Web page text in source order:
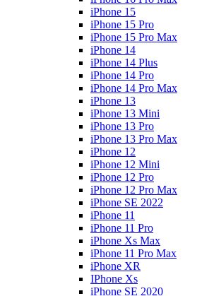
iPhone 15
iPhone 15 Pro
iPhone 15 Pro Max
iPhone 14
iPhone 14 Plus
iPhone 14 Pro
iPhone 14 Pro Max
iPhone 13
iPhone 13 Mini
iPhone 13 Pro
iPhone 13 Pro Max
iPhone 12
iPhone 12 Mini
iPhone 12 Pro
iPhone 12 Pro Max
iPhone SE 2022
iPhone 11
iPhone 11 Pro
iPhone Xs Max
iPhone 11 Pro Max
iPhone XR
IPhone Xs
iPhone SE 2020